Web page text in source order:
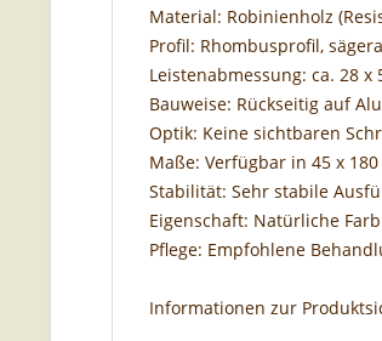
Material: Robinienholz
Profil: Rhombusprofil,
Leistenabmessung: ca. 28
Bauweise: Rückseitig auf
Optik: Keine sichtbaren
Maße: Verfügbar in 45 x
Stabilität: Sehr stabile
Eigenschaft: Natürliche
Pflege: Empfohlene
Informationen zur